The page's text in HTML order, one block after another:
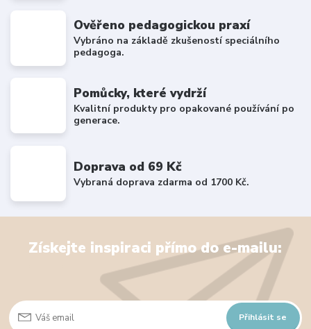
Ověřeno pedagogickou praxí
Vybráno na základě zkušeností speciálního
pedagoga.
Pomůcky, které vydrží
Kvalitní produkty pro opakované používání po
generace.
Doprava od 69 Kč
Vybraná doprava zdarma od 1700 Kč.
Získejte inspiraci přímo do e-mailu:
Přihlásit se